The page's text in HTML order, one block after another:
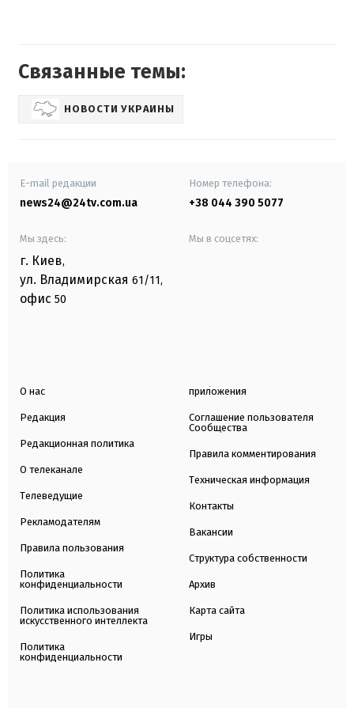
Связанные темы:
НОВОСТИ УКРАИНЫ
E-mail редакции
news24@24tv.com.ua
Номер телефона:
+38 044 390 5077
Мы здесь:
г. Киев,
ул. Владимирская 61/11,
офис 50
Мы в соцсетях:
О нас
Редакция
Редакционная политика
О телеканале
Телеведущие
Рекламодателям
Правила пользования
Политика
конфиденциальности
Политика использования
искусственного интеллекта
Политика
конфиденциальности
приложения
Соглашение пользователя
Сообщества
Правила комментирования
Техническая информация
Контакты
Вакансии
Структура собственности
Архив
Карта сайта
Игры